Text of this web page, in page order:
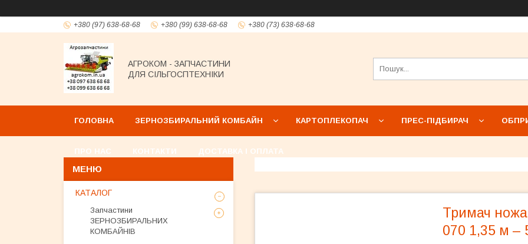
+380 (97) 638-68-68 +380 (99) 638-68-68 +380 (73) 638-68-68
АГРОКОМ - ЗАПЧАСТИНИ
ДЛЯ СІЛЬГОСПТЕХНІКИ
ГОЛОВНА ЗЕРНОЗБИРАЛЬНИЙ КОМБАЙН КАРТОПЛЕКОПАЧ ПРЕС-ПІДБИРАЧ
ПРО НАС КОНТАКТИ ДОСТАВКА І ОПЛАТА
Тримач ножа
070 1,35 м –
КАТАЛОГ
Запчастини
ЗЕРНОЗБИРАЛЬНИХ
КОМБАЙНІВ